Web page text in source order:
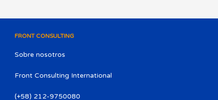
FRONT CONSULTING
Sobre nosotros
Front Consulting International
(+58) 212-9750080​